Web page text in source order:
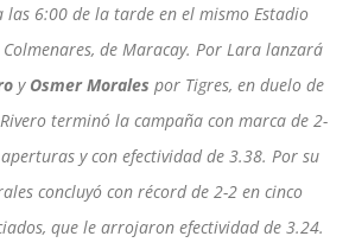
las 6:00 de la tarde en el mismo Estadio
Colmenares, de Maracay. Por Lara lanzará
y Osmer Morales por Tigres, en duelo de
terminó la campaña con marca de 2-
y con efectividad de 3.38. Por su
concluyó con récord de 2-2 en cinco
que le arrojaron efectividad de 3.24.